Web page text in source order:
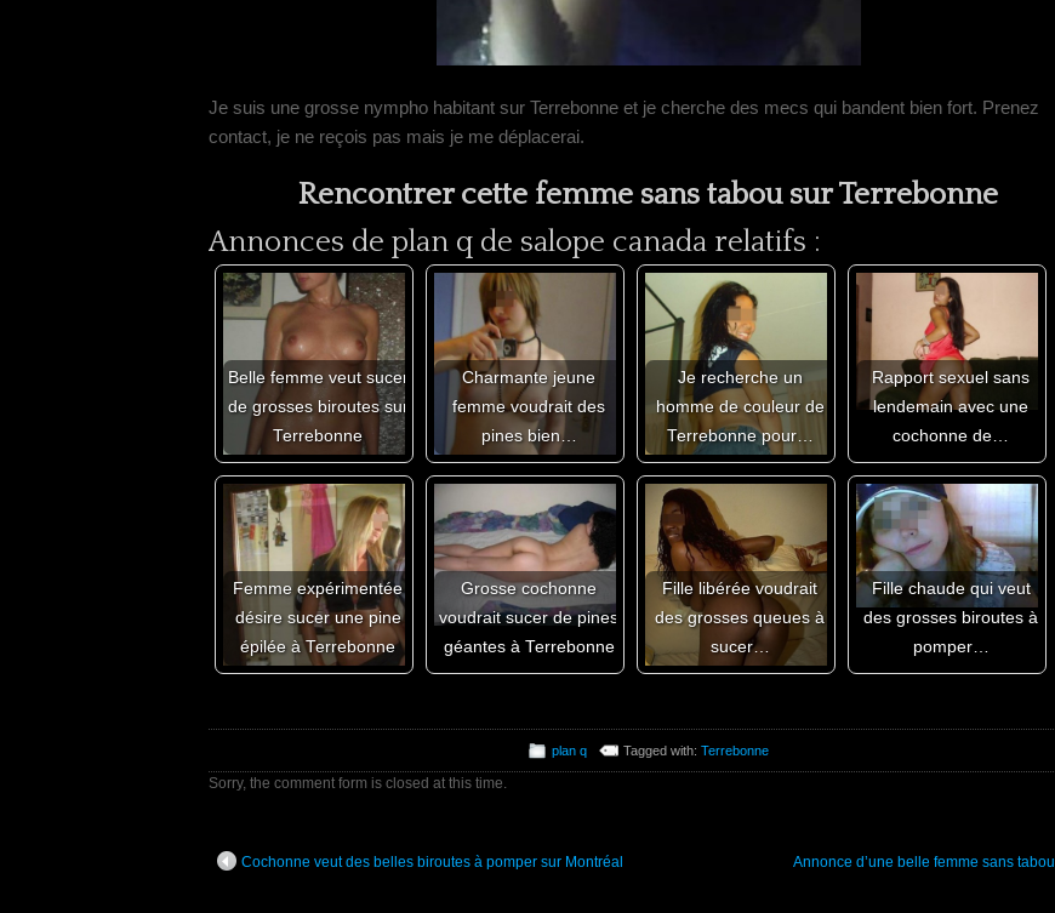
Je suis une grosse nympho habitant sur Terrebonne et je cherche des mecs qui bandent bien fort. Prenez
contact, je ne reçois pas mais je me déplacerai.
Rencontrer cette femme sans tabou sur Terrebonne
Annonces de plan q de salope canada relatifs :
Belle femme veut sucer
de grosses biroutes sur
Terrebonne
Charmante jeune
femme voudrait des
pines bien…
Je recherche un
homme de couleur de
Terrebonne pour…
Rapport sexuel sans
lendemain avec une
cochonne de…
Femme expérimentée
désire sucer une pine
épilée à Terrebonne
Grosse cochonne
voudrait sucer de pines
géantes à Terrebonne
Fille libérée voudrait
des grosses queues à
sucer…
Fille chaude qui veut
des grosses biroutes à
pomper…
plan q Tagged with:Terrebonne
Sorry, the comment form is closed at this time.
Cochonne veut des belles biroutes à pomper sur Montréal Annonce d’une belle femme sans tabou